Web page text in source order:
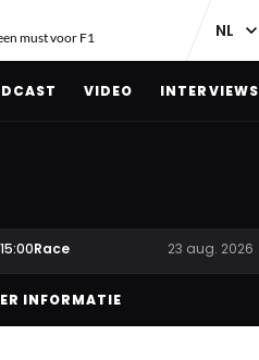
must voor F1
VIDEO INTERVIEWS
15:00Race 23 aug. 2026
INFORMATIE